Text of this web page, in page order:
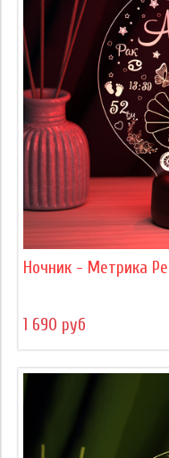
Ночник - Метрика
1 690 руб